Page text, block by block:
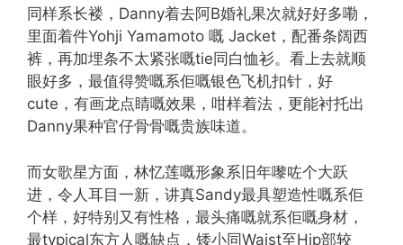
同样系长褛，Danny着去阿B婚礼果次就好好多嘞，
里面着件Yohji Yamamoto 嘅 Jacket，配番条阔西
裤，再加埋条不太紧张嘅tie同白恤衫。看上去就顺
眼好多，最值得赞嘅系佢嘅银色飞机扣针，好
cute，有画龙点睛嘅效果，咁样着法，更能衬托出
Danny果种官仔骨骨嘅贵族味道。
而女歌星方面，林忆莲嘅形象系旧年嚟咗个大跃
进，令人耳目一新，讲真Sandy最具塑造性嘅系佢
个样，好特别又有性格，最头痛嘅就系佢嘅身材，
最typical东方人嘅缺点，矮小同Waist至Hip部较